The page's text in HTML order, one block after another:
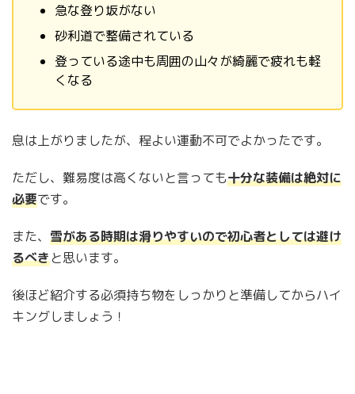
急な登り坂がない
砂利道で整備されている
登っている途中も周囲の山々が綺麗で疲れも軽
くなる
息は上がりましたが、程よい運動不可でよかったです。
ただし、難易度は高くないと言っても十分な装備は絶対に
必要です。
また、 雪がある時期は滑りやすいので初心者としては避け
るべきと思います。
後ほど紹介する必須持ち物をしっかりと準備してからハイ
キングしましょう！